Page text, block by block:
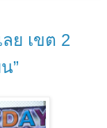
ลย เขต 2
”